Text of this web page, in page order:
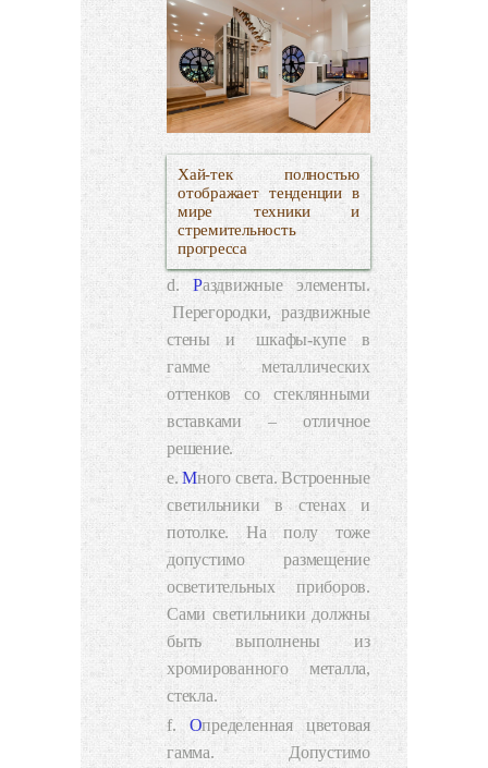
Хай-тек полностью
отображает тенденции в
мире техники и
стремительность
прогресса
Раздвижные элементы.
Перегородки, раздвижные
стены и
шкафы-купев
гамме металлических
оттенков со стеклянными
вставками – отличное
решение.
Много света. Встроенные
светильники в стенах и
потолке. На полу тоже
допустимо размещение
осветительных приборов.
Сами светильники должны
быть выполнены из
хромированного металла,
стекла.
Определенная цветовая
гамма. Допустимо